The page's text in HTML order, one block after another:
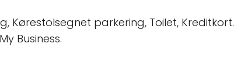
Kørestolsegnet parkering, Toilet, Kreditkort.
Business.